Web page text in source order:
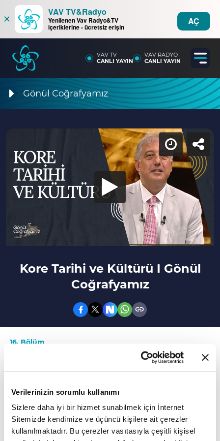
Verilerinizin sorumlu kullanımı
Sizlere daha iyi bir hizmet sunabilmek için İnternet
Sitemizde kendimize ve üçüncü kişilere ait çerezler
kullanılmaktadır. Bu çerezler vasıtasıyla çeşitli kişisel
×
VAV TV&Radyo
Yenilenen Vav Radyo&TV
içeriklerine - ücretsiz erişin
AÇ
VAV TV
CANLI YAYIN
VAV RADYO
CANLI YAYIN
Gönül Coğrafyamız
Kore Tarihi ve Kültürü I Gönül
Coğrafyamız
16. Bölüm
Kore'nin kuruluş sürecine giden süreç nasıl
başladı?
Dr. Vehbi Baysan'ın moderatörlüğünde
gerçekleşen "Gönül Coğrafyamız" 16. bölümüyle
sizlerle...